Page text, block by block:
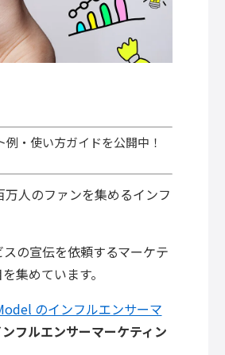
・使い方ガイドを公開中！
人のファンを集めるインフ
の宣伝を依頼するマーケテ
集めています。
のインフルエンサーマ
フルエンサーマーケティン